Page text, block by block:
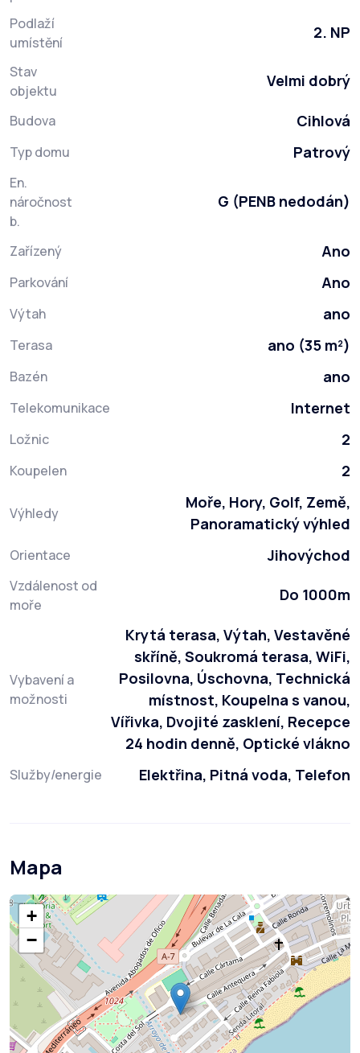
Podlaží
umístění
2. NP
Stav
objektu
Velmi dobrý
Budova Cihlová
Typ domu Patrový
En.
náročnost
b.
G (PENB nedodán)
Zařízený Ano
Parkování Ano
Výtah ano
Terasa ano (35 m²)
Bazén ano
Telekomunikace Internet
Ložnic 2
Koupelen 2
Výhledy
Moře, Hory, Golf, Země,
Panoramatický výhled
Orientace Jihovýchod
Vzdálenost od
moře
Do 1000m
Vybavení a
možnosti
Krytá terasa, Výtah, Vestavěné
skříně, Soukromá terasa, WiFi,
Posilovna, Úschovna, Technická
místnost, Koupelna s vanou,
Vířivka, Dvojité zasklení, Recepce
24 hodin denně, Optické vlákno
Služby/energie Elektřina, Pitná voda, Telefon
Mapa
+
−